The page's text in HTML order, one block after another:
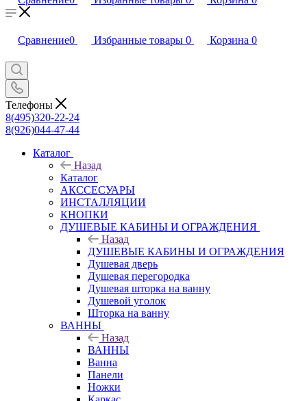
Сравнение0 Избранные товары 0 Корзина 0
Телефоны
8(495)320-22-24
8(926)044-47-44
Каталог
Назад
Каталог
АКССЕСУАРЫ
ИНСТАЛЛЯЦИИ
КНОПКИ
ДУШЕВЫЕ КАБИНЫ И ОГРАЖДЕНИЯ
Назад
ДУШЕВЫЕ КАБИНЫ И ОГРАЖДЕНИЯ
Душевая дверь
Душевая перегородка
Душевая шторка на ванну
Душевой уголок
Шторка на ванну
ВАННЫ
Назад
ВАННЫ
Ванна
Панели
Ножки